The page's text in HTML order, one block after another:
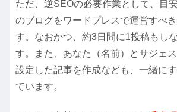
ただ、逆SEOの必要作業として、目
のブログをワードプレスで運営すべ
す。なおかつ、約3日間に1投稿もし
す。また、あなた（名前）とサジェ
設定した記事を作成なども、一緒に
ています。